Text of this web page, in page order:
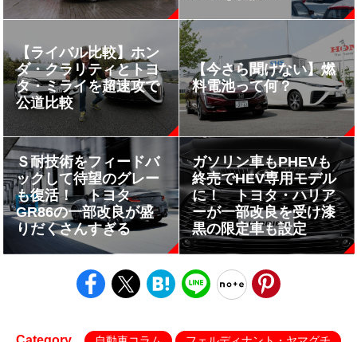
【ライバル比較】ホン
ダ・クラリティとトヨ
タ・ミライを超速攻で
公道比較
【今さら聞けない】燃
料電池って何？
Ｓ耐技術をフィードバ
ックして待望のグレー
も復活！ トヨタ
GR86の一部改良が盛
りだくさんすぎる
ガソリン車もPHEVも
終売でHEV専用モデル
に！ トヨタ・ハリア
ーが一部改良を受け漆
黒の限定車も設定